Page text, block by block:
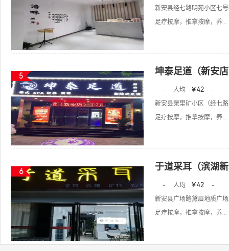
新安县经七路明苑小区七
足疗按摩，推拿按摩，养...
5 坤泰足道（新安
- 人均 ￥42
-
新安县渠里矿小区（经七
足疗按摩，推拿按摩，养...
6 于道采耳（滨湖
- 人均 ￥42
-
新安县广场路黛眉地质广
足疗按摩，推拿按摩，养...